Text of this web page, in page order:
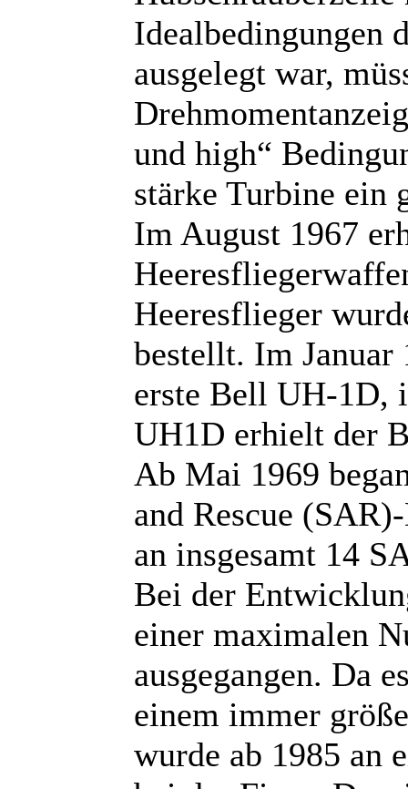
Idealbedingungen
ausgelegt war,
und high“
stärke Turbine ein
Im August 1967
Heeresflieger
bestellt. Im
erste Bell UH-1D,
UH1D erhielt der
Ab Mai 1969
and Rescue
an insgesamt 14
Bei der
einer maximalen
ausgegangen. Da
einem immer
wurde ab 1985 an